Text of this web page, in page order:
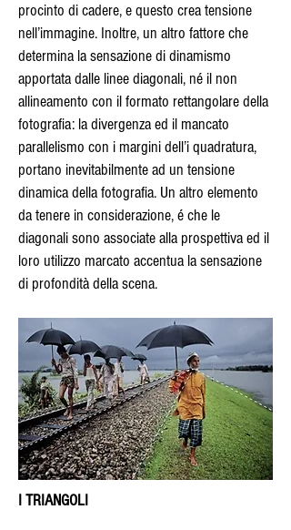
procinto di cadere, e questo crea tensione
nell’immagine. Inoltre, un altro fattore che
determina la sensazione di dinamismo
apportata dalle linee diagonali, né il non
allineamento con il formato rettangolare della
fotografia: la divergenza ed il mancato
parallelismo con i margini dell’i quadratura,
portano inevitabilmente ad un tensione
dinamica della fotografia. Un altro elemento
da tenere in considerazione, é che le
diagonali sono associate alla prospettiva ed il
loro utilizzo marcato accentua la sensazione
di profondità della scena.
I TRIANGOLI